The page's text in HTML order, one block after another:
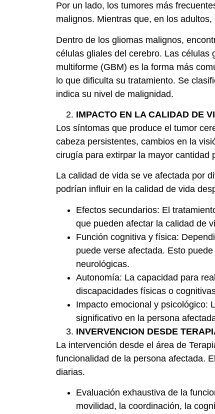
Por un lado, los tumores más
malignos. Mientras que, en los
Dentro de los gliomas malignos,
células gliales del cerebro. Las células
multiforme (GBM) es la forma más
lo que dificulta su tratamiento. Se
indica su nivel de malignidad.
IMPACTO EN LA CALIDAD DE
Los síntomas que produce el tumor
cabeza persistentes, cambios en la
cirugía para extirpar la mayor cantidad
La calidad de vida se ve afectada por
podrían influir en la calidad de vida
Efectos secundarios: El
que pueden afectar la calidad de
Función cognitiva y física:
puede verse afectada. Esto
neurológicas.
Autonomía: La capacidad para
discapacidades físicas o
Impacto emocional y psicológico:
significativo en la persona
INVERVENCION DESDE
La intervención desde el área de
funcionalidad de la persona afectada.
diarias.
Evaluación exhaustiva de la
movilidad, la coordinación, la